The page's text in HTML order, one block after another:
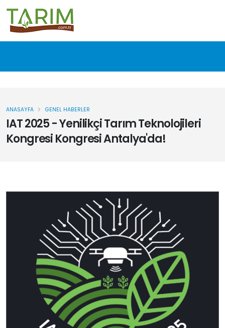
IAT 2025 - Yenilikçi Tarım Teknolojileri
Kongresi Kongresi Antalya'da!
ANASAYFA GENEL HABERLER